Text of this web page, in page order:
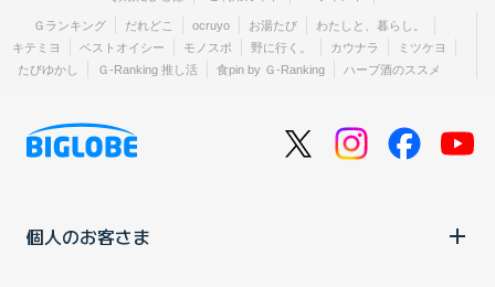
Ｇランキング だれどこ ocruyo お湯たび
わたしと、暮らし。
キテミヨ
ベストオイシー モノスポ 野に行く。 カウナラ
ミツケヨ
たびゆかし
Ｇ-Ranking 推し活 食pin by Ｇ-Ranking ハーブ酒のススメ
個人のお客さま